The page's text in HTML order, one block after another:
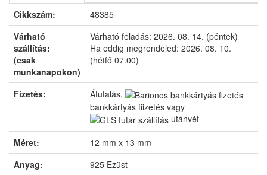
Cikkszám:
48385
Várható
szállítás:
(csak
munkanapokon)
Várható feladás: 2026. 08. 14. (péntek)
Ha eddig megrendeled: 2026. 08. 10.
(hétfő 07.00)
Fizetés:
Átutalás,
bankkártyás fizetés vagy
utánvét
Méret:
12 mm x 13 mm
Anyag:
925 Ezüst